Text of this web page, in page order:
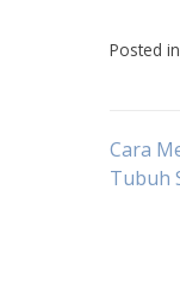
Posted in
Cara
Tubuh